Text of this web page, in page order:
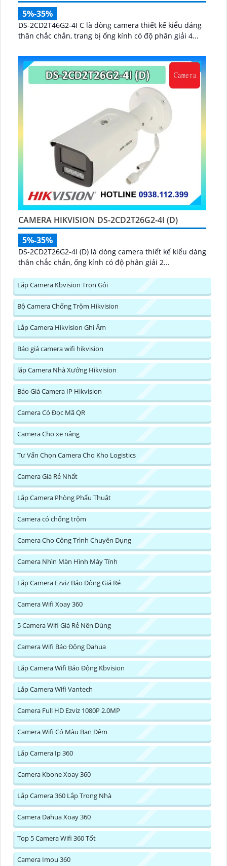
5%-35%
DS-2CD2T46G2-4I C là dòng camera thiết kế kiểu dáng
thân chắc chắn, trang bị ống kính có độ phân giải 4...
CAMERA HIKVISION DS-2CD2T26G2-4I (D)
5%-35%
DS-2CD2T26G2-4I (D) là dòng camera thiết kế kiểu dáng
thân chắc chắn, ống kính có độ phân giải 2...
Lắp Camera Kbvision Trọn Gói
Bộ Camera Chống Trộm Hikvision
Lắp Camera Hikvision Ghi Âm
Báo giá camera wifi hikvision
lắp Camera Nhà Xưởng Hikvision
Báo Giá Camera IP Hikvision
Camera Có Đọc Mã QR
Camera Cho xe nâng
Tư Vấn Chọn Camera Cho Kho Logistics
Camera Giá Rẻ Nhất
Lắp Camera Phòng Phẩu Thuật
Camera có chống trộm
Camera Cho Công Trình Chuyên Dụng
Camera Nhìn Màn Hình Máy Tính
Lắp Camera Ezviz Báo Động Giá Rẻ
Camera Wifi Xoay 360
5 Camera Wifi Giá Rẻ Nên Dùng
Camera Wifi Báo Động Dahua
Lắp Camera Wifi Báo Động Kbvision
Lắp Camera Wifi Vantech
Camera Full HD Ezviz 1080P 2.0MP
Camera Wifi Có Màu Ban Đêm
Lắp Camera Ip 360
Camera Kbone Xoay 360
Lắp Camera 360 Lắp Trong Nhà
Camera Dahua Xoay 360
Top 5 Camera Wifi 360 Tốt
Camera Imou 360